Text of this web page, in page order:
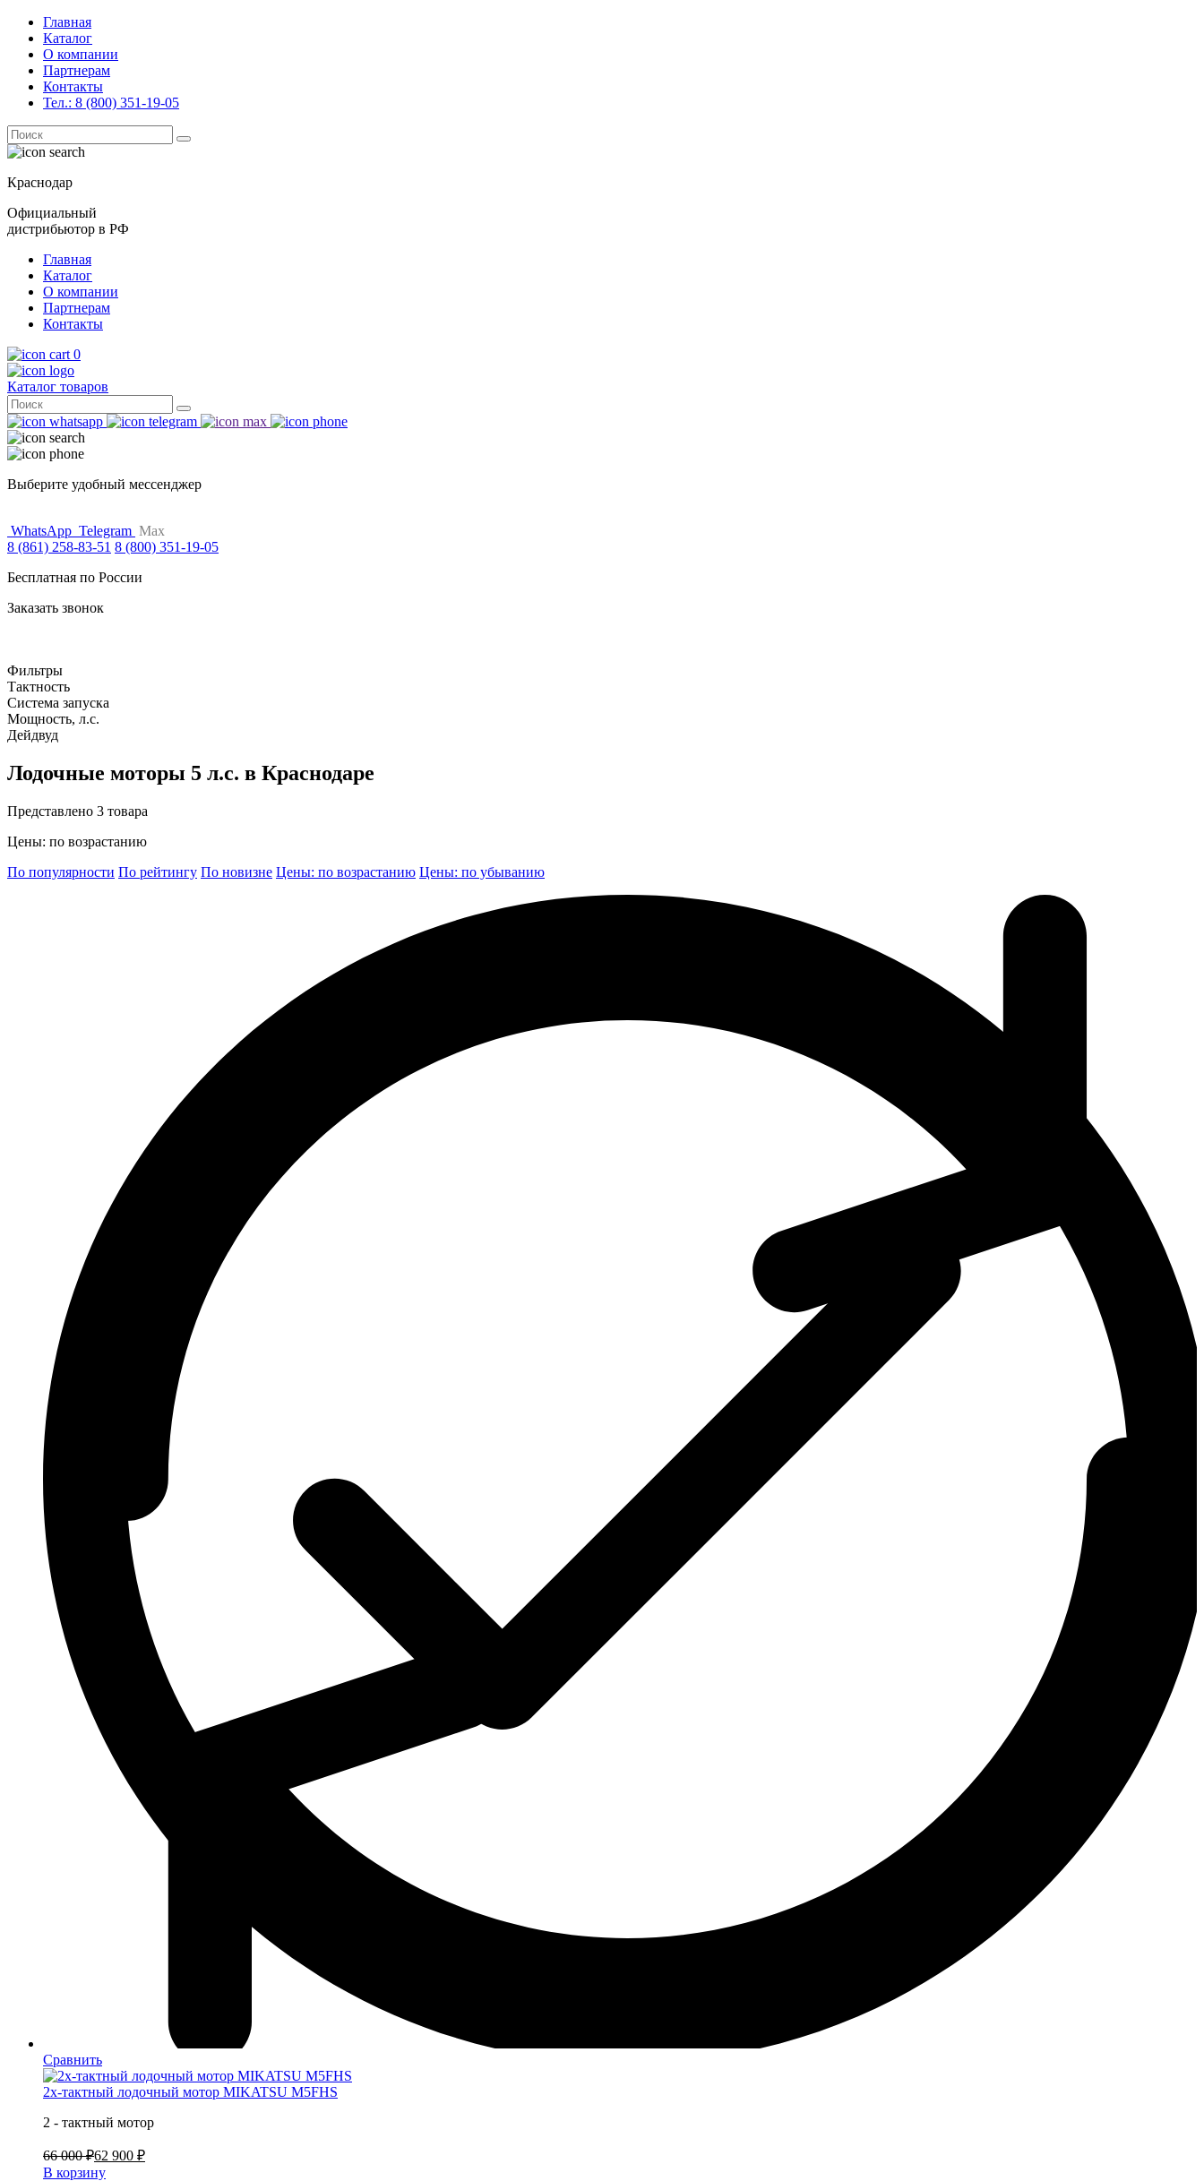
Главная
Каталог
О компании
Партнерам
Контакты
Тел.: 8 (800) 351-19-05
Поиск
for:
Краснодар
Официальный
дистрибьютор в РФ
Главная
Каталог
О компании
Партнерам
Контакты
0
Каталог товаров
Поиск
for:
Выберите удобный мессенджер
WhatsApp Telegram Max
8 (861) 258-83-51 8 (800) 351-19-05
Бесплатная по России
Заказать звонок
Фильтры
Тактность
Система запуска
Мощность, л.с.
Дейдвуд
Лодочные моторы 5 л.с. в Краснодаре
Представлено 3 товара
Цены: по возрастанию
По популярности По рейтингу По новизне Цены: по возрастанию Цены: по убыванию
Сравнить
2х-тактный лодочный мотор MIKATSU M5FHS
2 - тактный мотор
66 000 ₽62 900 ₽
В корзину